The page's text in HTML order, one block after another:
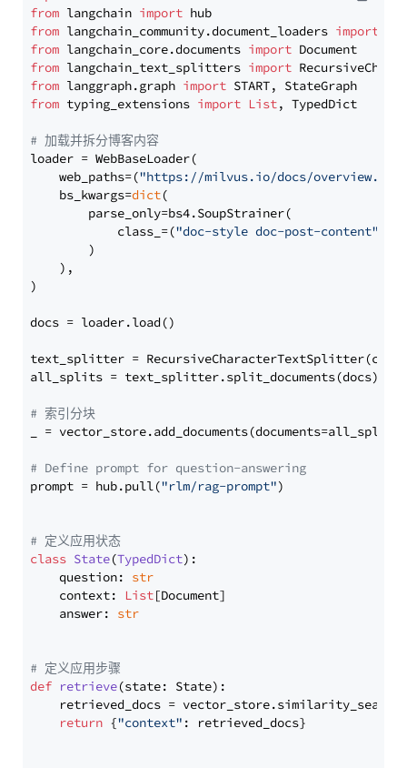
from langchain import
from langchain_community.document_loaders import
from langchain_core.documents import
from langchain_text_splitters import
from langgraph.graph import
from typing_extensions import List, TypedDict
# 加载并拆分博客内容
loader = WebBaseLoader(
    web_paths=(
"https://milvus.io/docs/overview.md"
    bs_kwargs=
dict(
        parse_only=bs4.SoupStrainer(
            class_=(
"doc-style doc-post-content"
        )
    ),
)
docs = loader.load()
text_splitter =
all_splits = text_splitter.split_documents(docs)
# 索引分块
_ = vector_store.add_documents(documents=all_splits)
# Define prompt for question-answering
prompt = hub.pull("rlm/rag-prompt")
# 定义应用状态
class State(TypedDict):
    question:
str
    context:
List[Document]
    answer:
str
# 定义应用步骤
def retrieve(state: State):
retrieved_docs =
return {"context" : retrieved_docs}